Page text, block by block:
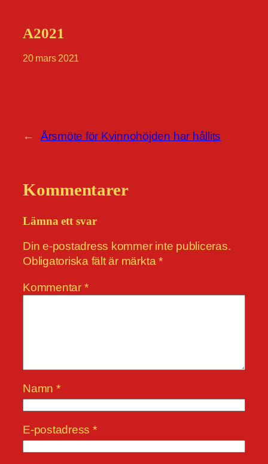
A2021
20 mars 2021
← Årsmöte för Kvinnohöjden har hållits
Kommentarer
Lämna ett svar
Din e-postadress kommer inte publiceras.
Obligatoriska fält är märkta*
Kommentar *
Namn *
E-postadress *